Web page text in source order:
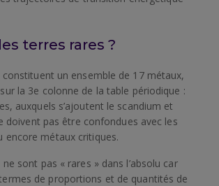
terres rares ?
un ensemble de 17 métaux,
la 3e colonne de la table périodique :
auxquels s’ajoutent le scandium et
doivent pas être confondues avec les
encore métaux critiques.
sont pas « rares » dans l’absolu car
de proportions et de quantités de